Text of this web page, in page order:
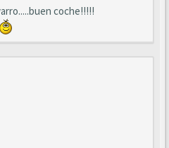
coche!!!!!